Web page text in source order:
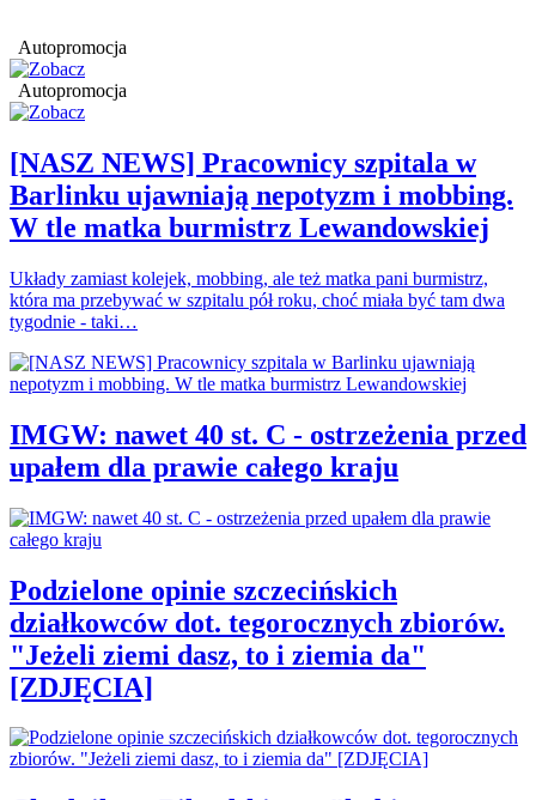
Autopromocja
Autopromocja
[NASZ NEWS] Pracownicy szpitala w
Barlinku ujawniają nepotyzm i mobbing.
W tle matka burmistrz Lewandowskiej
Układy zamiast kolejek, mobbing, ale też matka pani burmistrz,
która ma przebywać w szpitalu pół roku, choć miała być tam dwa
tygodnie - taki…
IMGW: nawet 40 st. C - ostrzeżenia przed
upałem dla prawie całego kraju
Podzielone opinie szczecińskich
działkowców dot. tegorocznych zbiorów.
"Jeżeli ziemi dasz, to i ziemia da"
[ZDJĘCIA]